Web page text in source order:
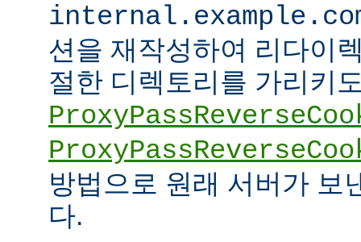
션을 재작성하여 리다이
절한 디렉토리를 가리키
방법으로 원래 서버가 보
다.